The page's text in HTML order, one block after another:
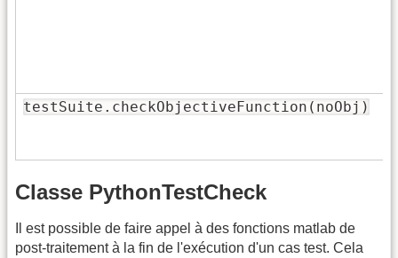
testSuite.checkObjectiveFunction(noObj)
Classe PythonTestCheck
Il est possible de faire appel à des fonctions matlab de
post-traitement à la fin de l'exécution d'un cas test. Cela